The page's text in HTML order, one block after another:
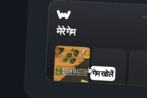
मेरे गेम
गेम खोलें